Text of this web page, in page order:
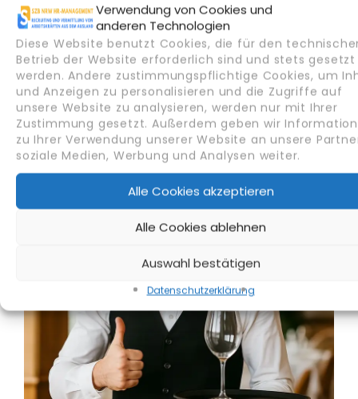
Verwendung von Cookies und
anderen Technologien
Diese Website benutzt Cookies, die für den
Betrieb der Website erforderlich sind und stets gesetzt
werden. Andere zustimmungspflichtige Cookies, um
und Anzeigen zu personalisieren und die Zugriffe auf
unsere Website zu analysieren, werden nur mit Ihrer
Zustimmung gesetzt. Außerdem geben wir
zu Ihrer Verwendung unserer Website an unsere
soziale Medien, Werbung und Analysen weiter.
Alle Cookies akzeptieren
Alle Cookies ablehnen
Auswahl bestätigen
Datenschutz­erklärung
WEITERE INFORMATIONEN